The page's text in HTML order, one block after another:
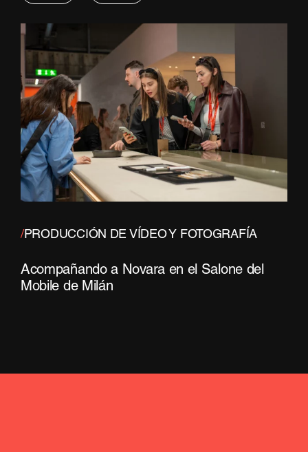
/PRODUCCIÓN DE VÍDEO Y FOTOGRAFÍA
Acompañando a Novara en el Salone del
Mobile de Milán